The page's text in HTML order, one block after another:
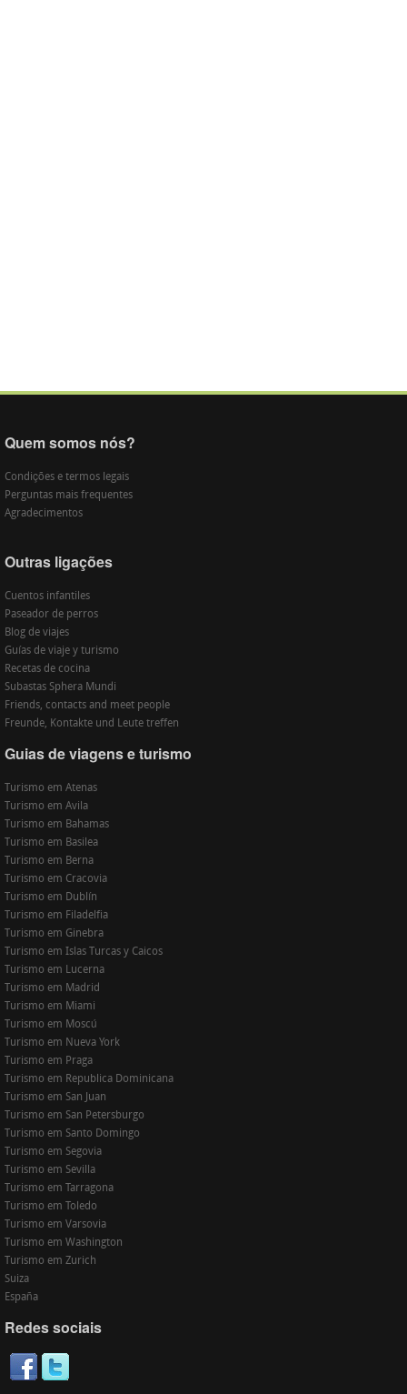
Quem somos nós?
Condições e termos legais
Perguntas mais frequentes
Agradecimentos
Outras ligações
Cuentos infantiles
Paseador de perros
Blog de viajes
Guías de viaje y turismo
Recetas de cocina
Subastas Sphera Mundi
Friends, contacts and meet people
Freunde, Kontakte und Leute treffen
Guias de viagens e turismo
Turismo em Atenas
Turismo em Avila
Turismo em Bahamas
Turismo em Basilea
Turismo em Berna
Turismo em Cracovia
Turismo em Dublín
Turismo em Filadelfia
Turismo em Ginebra
Turismo em Islas Turcas y Caicos
Turismo em Lucerna
Turismo em Madrid
Turismo em Miami
Turismo em Moscú
Turismo em Nueva York
Turismo em Praga
Turismo em Republica Dominicana
Turismo em San Juan
Turismo em San Petersburgo
Turismo em Santo Domingo
Turismo em Segovia
Turismo em Sevilla
Turismo em Tarragona
Turismo em Toledo
Turismo em Varsovia
Turismo em Washington
Turismo em Zurich
Suiza
España
Redes sociais